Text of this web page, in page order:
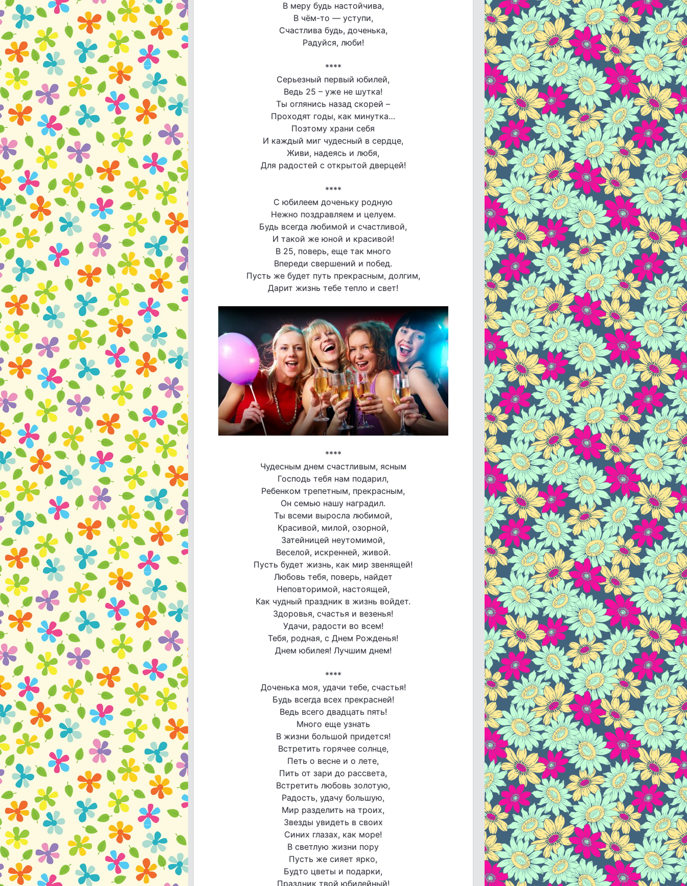
В меру будь настойчива,
В чём-то — уступи,
Счастлива будь, доченька,
Радуйся, люби!
****
Серьезный первый юбилей,
Ведь 25 – уже не шутка!
Ты оглянись назад скорей –
Проходят годы, как минутка…
Поэтому храни себя
И каждый миг чудесный в сердце,
Живи, надеясь и любя,
Для радостей с открытой дверцей!
****
С юбилеем доченьку родную
Нежно поздравляем и целуем.
Будь всегда любимой и счастливой,
И такой же юной и красивой!
В 25, поверь, еще так много
Впереди свершений и побед.
Пусть же будет путь прекрасным, долгим,
Дарит жизнь тебе тепло и свет!
****
Чудесным днем счастливым, ясным
Господь тебя нам подарил,
Ребенком трепетным, прекрасным,
Он семью нашу наградил.
Ты всеми выросла любимой,
Красивой, милой, озорной,
Затейницей неутомимой,
Веселой, искренней, живой.
Пусть будет жизнь, как мир звенящей!
Любовь тебя, поверь, найдет
Неповторимой, настоящей,
Как чудный праздник в жизнь войдет.
Здоровья, счастья и везенья!
Удачи, радости во всем!
Тебя, родная, с Днем Рожденья!
Днем юбилея! Лучшим днем!
****
Доченька моя, удачи тебе, счастья!
Будь всегда всех прекрасней!
Ведь всего двадцать пять!
Много еще узнать
В жизни большой придется!
Встретить горячее солнце,
Петь о весне и о лете,
Пить от зари до рассвета,
Встретить любовь золотую,
Радость, удачу большую,
Мир разделить на троих,
Звезды увидеть в своих
Синих глазах, как море!
В светлую жизни пору
Пусть же сияет ярко,
Будто цветы и подарки,
Праздник твой юбилейный!